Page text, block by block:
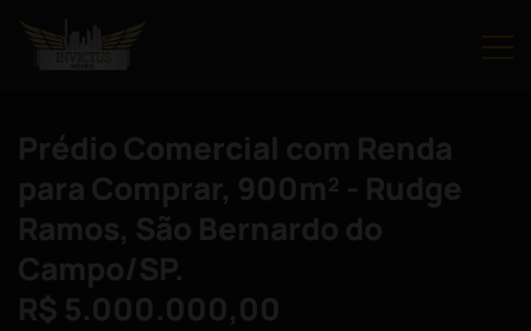
Prédio Comercial com Renda
para Comprar, 900m² - Rudge
Ramos, São Bernardo do
Campo/SP.
R$ 5.000.000,00